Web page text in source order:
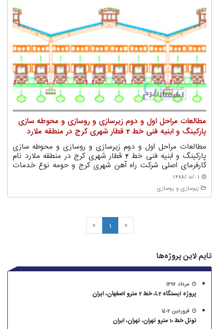
طراحی و اجرا گردیده است. طول ریل گذاری در محدوده پارکینگ
8 کیلومتر و دارای 9 سوزن و1دستگاه دابل کراس اور جهت
اتصالات و انشعاب خطوط ریلی در محوطه میباشد. همچنین دپو
تعمیراتی اخط 2 مترو کرج در منطقه کمالشهر و در زمینی به
مساحت 27 هکتار با 20کیلومتر طول ریل گذاری که دارای
32دستگاه سوزن ،2 دستگاه کراس اور و1 دستگاه دابل کراس اور
جهت اتصالات و انشعاب خطوط ریلی احداث گردیده است. سطح
تعمیرات در این دپو سطح 5(اساسی) میباشد. دراین پایانه مراکز
تعمیراتی ناوگان و تجهیزات ثابت خط2 مترو کرج شامل
ساختمان های تعمیرات سنگین و سبک، سالن رنگ آمیزی، سالن
شستشوی اتوماتیک،سالن تراش چرخ، ساختمان خودرو امداد
قطارها، مراکز تامین توان ( TPS و LPS ) و... ، مجموعه ساختمان
های خدمات فنی به ناوگان و قطارها لحاظ گردیده شده است.
استراحتگاه راهبران قطارها، مرکز اداری و رستوران، ساختمان
آتشنشانی و...، سایر فضاهای ساختمانی را تشکیل میدهند. این
پایانه شامل31 ساختمان اداری و صنعتی به مساحت تقریبی60
هزار متر مربع می­باشد.
مطالعات مراحل اول و دوم زیرسازی و روسازی و محوطه سازی
پارکینگ و ابنیه فنی خط 2 قطار شهری کرج در منطقه ملارد
مطالعات مراحل اول و دوم زیرسازی و روسازی و محوطه سازی
پارکینگ و ابنیه فنی خط 2 قطار شهری کرج در منطقه ملارد نام
کارفرمای اصلی شرکت راه آهن شهری کرج و حومه نوع خدمات
986 – مرحله دوم 1.990 زمان شروع 1388/05 درصد پیشرفت -زیرسازی و روسازی
«
1
»
تایم لاین پروژه‌ها
مرداد 1396
پروژه ایستگاه L2، خط 2 مترو اصفهان، ایران
فروردین 1402
تونل خط 10 مترو تهران، تهران، ایران